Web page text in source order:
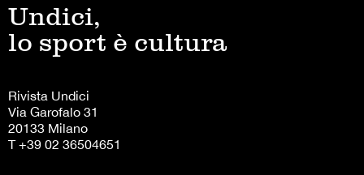
Undici,
lo sport è cultura
Rivista Undici
Via Garofalo 31
20133 Milano
T +39 02 36504651